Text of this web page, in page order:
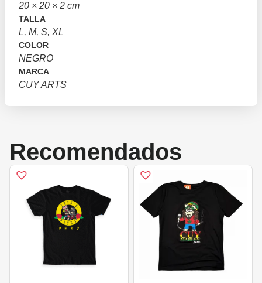
20 × 20 × 2 cm
TALLA
L, M, S, XL
COLOR
NEGRO
MARCA
CUY ARTS
Recomendados